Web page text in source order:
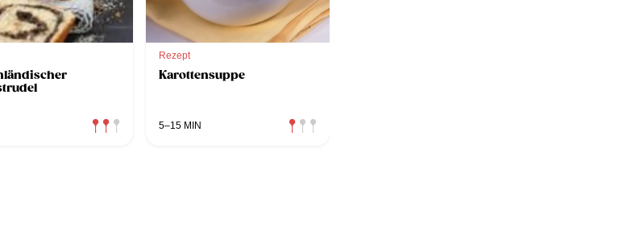
Rezept
Karottensuppe
5–15 MIN